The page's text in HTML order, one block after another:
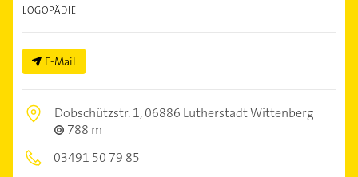
LOGOPÄDIE
E-Mail
Dobschützstr. 1,06886 Lutherstadt Wittenberg
788 m
03491 50 79 85